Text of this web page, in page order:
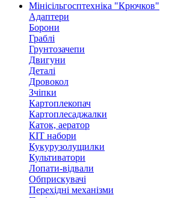
Мінісільгосптехніка "Крючков"
Адаптери
Борони
Граблі
Грунтозачепи
Двигуни
Деталі
Дровокол
Зчіпки
Картоплекопач
Картоплесаджалки
Каток, аератор
КІТ набори
Кукурузолущилки
Культиватори
Лопати-відвали
Обприскувачі
Перехідні механізми